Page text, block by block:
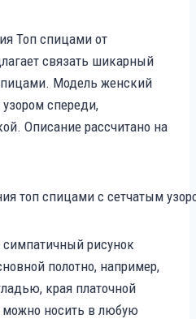
Топ спицами от
связать шикарный
Модель женский
спереди,
Описание рассчитано на
рисунок
полотно, например,
края платочной
можно носить в любую